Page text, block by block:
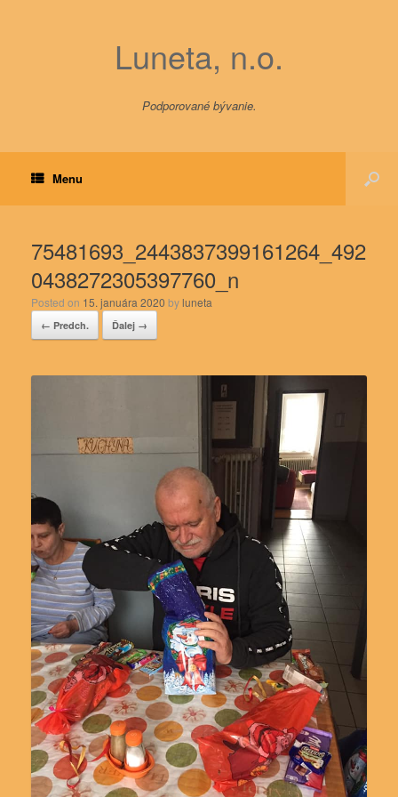
Luneta, n.o.
Podporované bývanie.
Menu
75481693_2443837399161264_492
0438272305397760_n
Posted on 15. januára 2020 byluneta
← Predch. Ďalej →